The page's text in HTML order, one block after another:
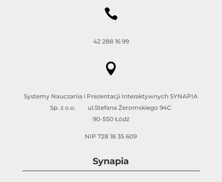

42 288 16 99

Systemy Nauczania i Prezentacji Interaktywnych SYNAPIA
Sp. z o.o. ul.Stefana Żeromskiego 94C
90-550 Łódź
NIP 728 18 35 609
Synapia